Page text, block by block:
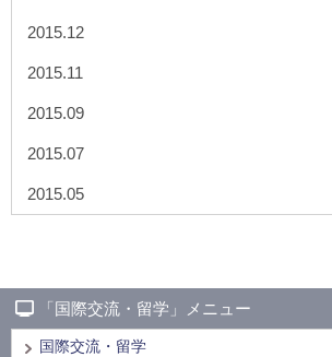
2015.12
2015.11
2015.09
2015.07
2015.05
「国際交流・留学」メニュー
国際交流・留学